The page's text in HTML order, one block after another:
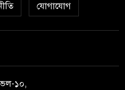
যোগাযোগ
১০,